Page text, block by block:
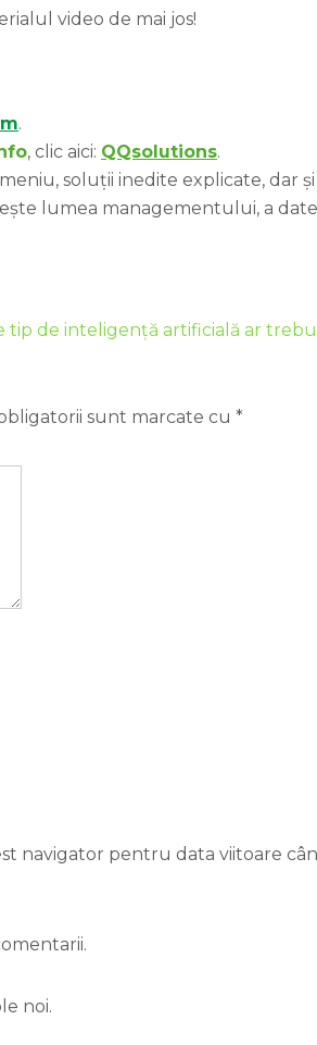
video de mai jos!
.
, clic aici: QQsolutions.
soluții inedite explicate, dar și
lumea managementului, a
tip de inteligență artificială ar
sunt marcate cu *
navigator pentru data viitoare
noi.